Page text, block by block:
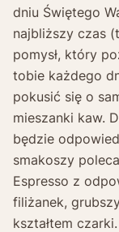
dniu Świętego
najbliższy czas
pomysł, który
tobie każdego
pokusić się o
mieszanki kaw.
będzie
smakoszy
Espresso z
filiżanek,
kształtem czarki.